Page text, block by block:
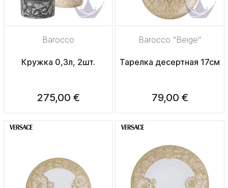
Barocco
Кружка 0,3л, 2шт.
275,00 €
Barocco "Beige"
Тарелка десертная 17см
79,00 €